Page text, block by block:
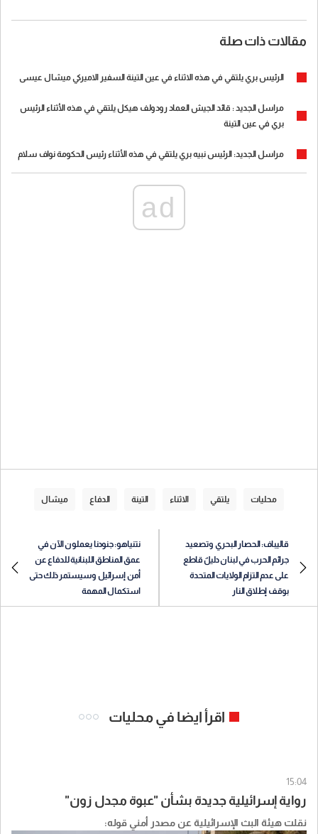
مقالات ذات صلة
الرئيس بري يلتقي في هذه الاثناء في عين التينة السفير الاميركي ميشال عيسى
مراسل الجديد : قائد الجيش العماد رودولف هيكل يلتقي في هذه الأثناء الرئيس
بري في عين التينة
مراسل الجديد: الرئيس نبيه بري يلتقي في هذه الأثناء رئيس الحكومة نواف سلام
ad
محليات يلتقي الاثناء التينة الدفاع ميشال
قاليباف: الحصار البحري وتصعيد
جرائم الحرب في لبنان دليلٌ قاطع
على عدم التزام الولايات المتحدة
بوقف إطلاق النار
نتنياهو: جنودنا يعملون الآن في
عمق المناطق اللبنانية للدفاع عن
أمن إسرائيل وسيستمر ذلك حتى
استكمال المهمة
اقرأ ايضا في محليات
15:04
رواية إسرائيلية جديدة بشأن "عبوة مجدل زون"
نقلت هيئة البث الإسرائيلية عن مصدر أمني قوله: